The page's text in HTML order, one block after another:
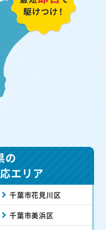
の
エリア
千葉市花見川区
千葉市美浜区